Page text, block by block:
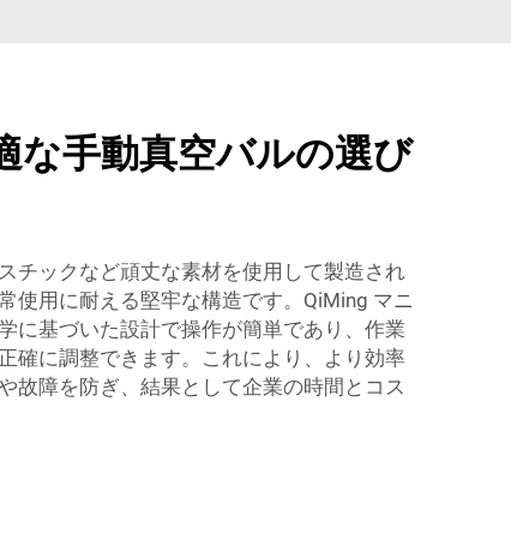
な手動真空バルの選び
チックなど頑丈な素材を使用して製造され
使用に耐える堅牢な構造です。QiMing マニ
に基づいた設計で操作が簡単であり、作業
確に調整できます。これにより、より効率
故障を防ぎ、結果として企業の時間とコス